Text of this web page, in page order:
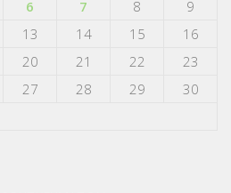
6 7 8
9
13 14 15
16
20 21 22
23
27 28 29
30